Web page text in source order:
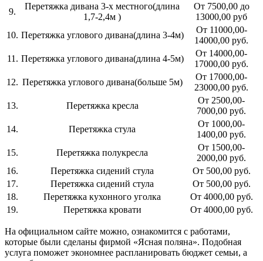
9.
Перетяжка дивана 3-х местного(длина
1,7-2,4м )
От 7500,00 до
13000,00 руб
10. Перетяжка углового дивана(длина 3-4м)
От 11000,00-
14000,00 руб.
11. Перетяжка углового дивана(длина 4-5м)
От 14000,00-
17000,00 руб.
12. Перетяжка углового дивана(больше 5м)
От 17000,00-
23000,00 руб.
13.
Перетяжка кресла
От 2500,00-
7000,00 руб.
14.
Перетяжка стула
От 1000,00-
1400,00 руб.
15.
Перетяжка полукресла
От 1500,00-
2000,00 руб.
16.
Перетяжка сидений стула
От 500,00 руб.
17.
Перетяжка сидений стула
От 500,00 руб.
18.
Перетяжка кухонного уголка
От 4000,00 руб.
19.
Перетяжка кровати От 4000,00 руб.
На официальном сайте можно, ознакомится с работами,
которые были сделаны фирмой «Ясная поляна». Подобная
услуга поможет экономнее распланировать бюджет семьи, а